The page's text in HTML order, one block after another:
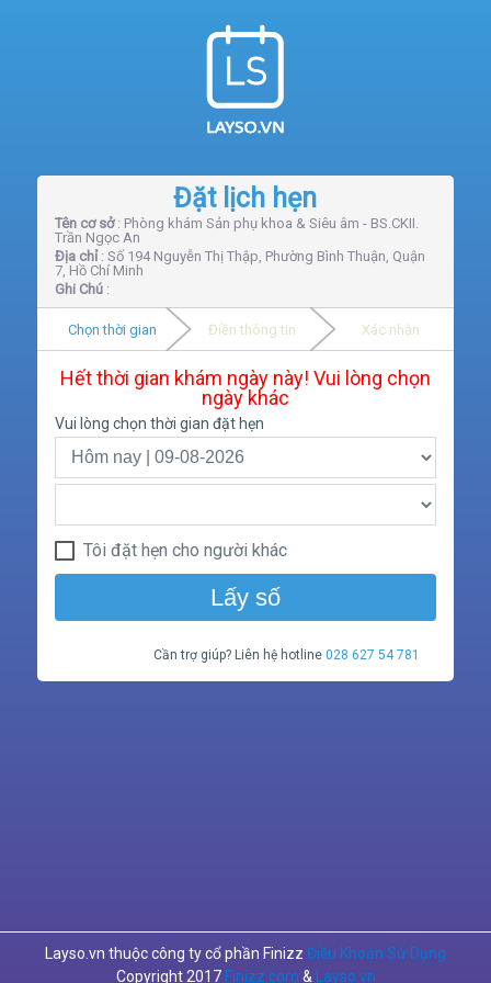
Đặt lịch hẹn
Tên cơ sở: Phòng khám Sản phụ khoa & Siêu âm - BS.CKII.
Trần Ngọc An
Địa chỉ: Số 194 Nguyễn Thị Thập, Phường Bình Thuận, Quận
7, Hồ Chí Minh
Ghi Chú:
Chọn thời gian Điền thông tin Xác nhận
Hết thời gian khám ngày này! Vui lòng chọn
ngày khác
Vui lòng chọn thời gian đặt hẹn
Tôi đặt hẹn cho người khác
Lấy số
Cần trợ giúp? Liên hệ hotline028 627 54 781
Layso.vn thuộc công ty cổ phần Finizz Điều Khoản Sử Dụng
Copyright 2017 Finizz.com & Layso.vn